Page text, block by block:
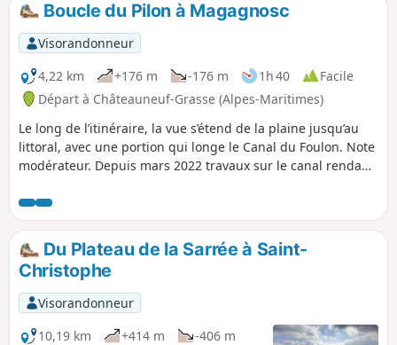
Boucle du Pilon à Magagnosc
Visorandonneur
4,22 km
+176 m -176 m 1h 40
Facile
Départ à Châteauneuf-Grasse (Alpes-Maritimes)
Le long de l’itinéraire, la vue s’étend de la plaine jusqu’au
littoral, avec une portion qui longe le Canal du Foulon. Note
modérateur. Depuis mars 2022 travaux sur le canal rendant
Du Plateau de la Sarrée à Saint-
Christophe
Visorandonneur
10,19 km
+414 m
-406 m